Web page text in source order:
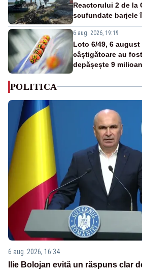
Reactorului 2 de la
scufundate barjele
6 aug. 2026, 19:19
Loto 6/49, 6 august
câștigătoare au
depășește 9
POLITICA
6 aug. 2026, 16:34
Ilie Bolojan evită un răspuns clar